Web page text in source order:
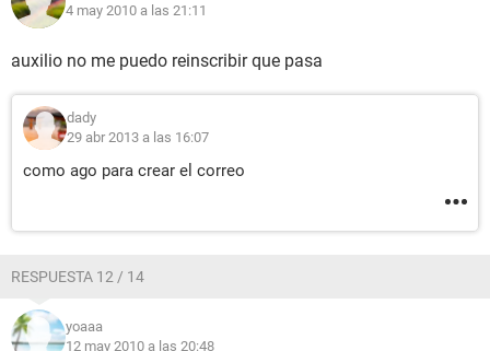
4 may 2010 a las 21:11
auxilio no me puedo reinscribir que pasa
dady
29 abr 2013 a las 16:07
como ago para crear el correo
RESPUESTA 12 / 14
yoaaa
12 may 2010 a las 20:48